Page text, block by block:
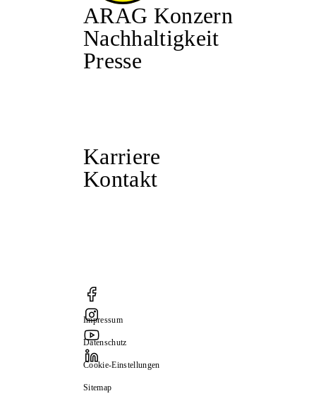
ARAG Konzern
Nachhaltigkeit
Presse
Karriere
Kontakt
Impressum
Datenschutz
Cookie-Einstellungen
Sitemap